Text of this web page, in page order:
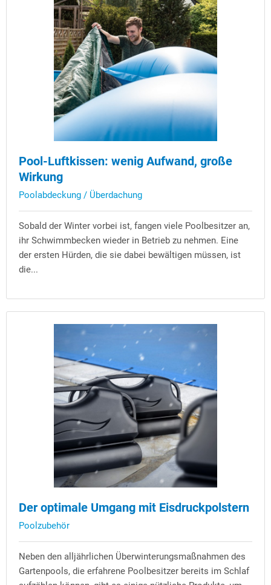
Pool-Luftkissen: wenig Aufwand, große
Wirkung
Poolabdeckung / Überdachung
Sobald der Winter vorbei ist, fangen viele Poolbesitzer an,
ihr Schwimmbecken wieder in Betrieb zu nehmen. Eine
der ersten Hürden, die sie dabei bewältigen müssen, ist
die...
Der optimale Umgang mit Eisdruckpolstern
Poolzubehör
Neben den alljährlichen Überwinterungsmaßnahmen des
Gartenpools, die erfahrene Poolbesitzer bereits im Schlaf